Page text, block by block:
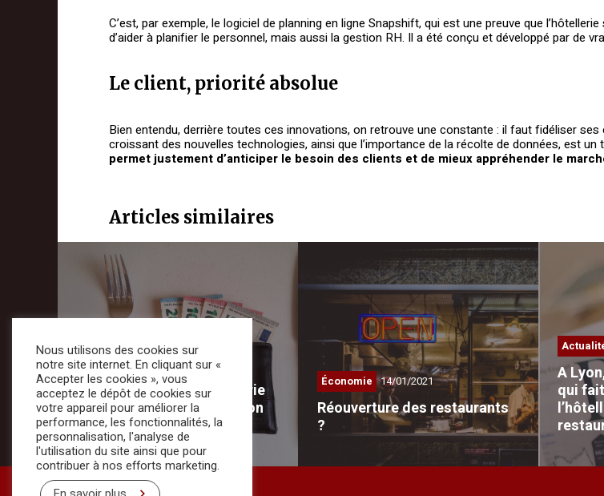
C’est, par exemple, le logiciel de planning en ligne Snapshift, qui est une preuve que
d’aider à planifier le personnel, mais aussi la gestion RH. Il a été conçu et développé par
Le client, priorité absolue
Bien entendu, derrière toutes ces innovations, on retrouve une constante : il faut fidéliser
croissant des nouvelles technologies, ainsi que l’importance de la récolte de données, est
permet justement d’anticiper le besoin des clients et de mieux appréhender le
Articles similaires
Économie 28/08/2024
Rémunérations en hôtellerie
restauration et restauration
collective
…
Économie 14/01/2021
Réouverture des restaurants
?
Restaurateurs, salariés, fournisseurs,
clients, la réouverture…
A
qui
Dans le
Lyon…
Nous utilisons des cookies sur
notre site internet. En cliquant sur «
Accepter les cookies », vous
acceptez le dépôt de cookies sur
votre appareil pour améliorer la
performance, les fonctionnalités, la
personnalisation, l'analyse de
l'utilisation du site ainsi que pour
contribuer à nos efforts marketing.